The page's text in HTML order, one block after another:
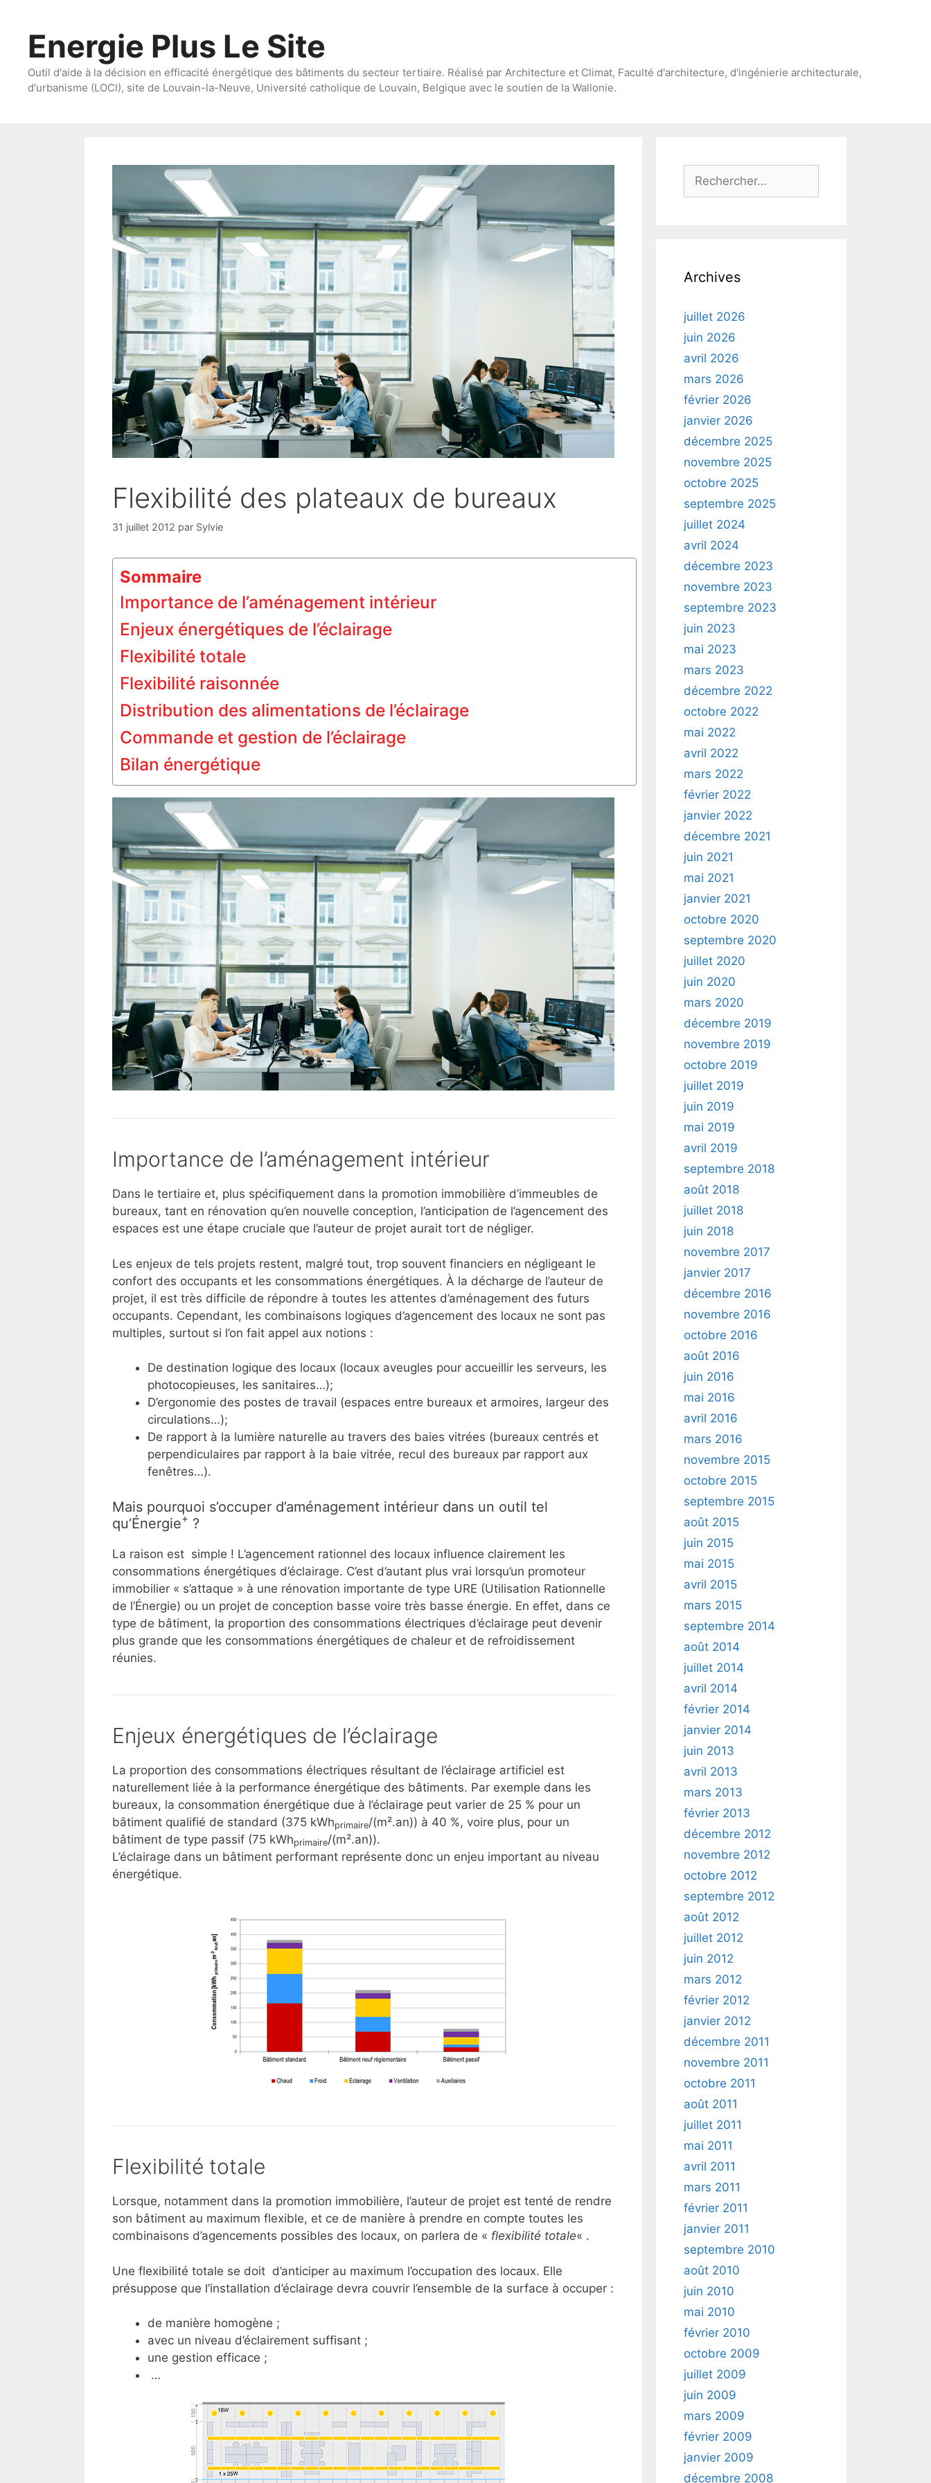
contenuEnergie Plus Le Site
Outil d'aide à la décision en efficacité énergétique des bâtiments du secteur tertiaire. Réalisé par Architecture et Climat, Faculté d'architecture, d'ingénierie architecturale,
d'urbanisme (LOCI), site de Louvain-la-Neuve, Université catholique de Louvain, Belgique avec le soutien de la Wallonie.
Flexibilité des plateaux de bureaux
31 juillet 2012 par Sylvie
Sommaire
Importance de l’aménagement intérieur
Enjeux énergétiques de l’éclairage
Flexibilité totale
Flexibilité raisonnée
Distribution des alimentations de l’éclairage
Commande et gestion de l’éclairage
Bilan énergétique
Importance de l’aménagement intérieur
Dans le tertiaire et, plus spécifiquement dans la promotion immobilière d’immeubles de
bureaux, tant en rénovation qu’en nouvelle conception, l’anticipation de l’agencement des
espaces est une étape cruciale que l’auteur de projet aurait tort de négliger.
Les enjeux de tels projets restent, malgré tout, trop souvent financiers en négligeant le
confort des occupants et les consommations énergétiques. À la décharge de l’auteur de
projet, il est très difficile de répondre à toutes les attentes d’aménagement des futurs
occupants. Cependant, les combinaisons logiques d’agencement des locaux ne sont pas
multiples, surtout si l’on fait appel aux notions :
De destination logique des locaux (locaux aveugles pour accueillir les serveurs, les
photocopieuses, les sanitaires…);
D’ergonomie des postes de travail (espaces entre bureaux et armoires, largeur des
circulations…);
De rapport à la lumière naturelle au travers des baies vitrées (bureaux centrés et
perpendiculaires par rapport à la baie vitrée, recul des bureaux par rapport aux
fenêtres…).
Mais pourquoi s’occuper d’aménagement intérieur dans un outil tel
qu’Énergie+ ?
La raison est simple ! L’agencement rationnel des locaux influence clairement les
consommations énergétiques d’éclairage. C’est d’autant plus vrai lorsqu’un promoteur
immobilier « s’attaque » à une rénovation importante de type URE (Utilisation Rationnelle
de l’Énergie) ou un projet de conception basse voire très basse énergie. En effet, dans ce
type de bâtiment, la proportion des consommations électriques d’éclairage peut devenir
plus grande que les consommations énergétiques de chaleur et de refroidissement
réunies.
Enjeux énergétiques de l’éclairage
La proportion des consommations électriques résultant de l’éclairage artificiel est
naturellement liée à la performance énergétique des bâtiments. Par exemple dans les
bureaux, la consommation énergétique due à l’éclairage peut varier de 25 % pour un
bâtiment qualifié de standard (375 kWhprimaire/(m².an)) à 40 %, voire plus, pour un
bâtiment de type passif (75 kWhprimaire/(m².an)).
L’éclairage dans un bâtiment performant représente donc un enjeu important au niveau
énergétique.
Flexibilité totale
Lorsque, notamment dans la promotion immobilière, l’auteur de projet est tenté de rendre
son bâtiment au maximum flexible, et ce de manière à prendre en compte toutes les
combinaisons d’agencements possibles des locaux, on parlera de « flexibilité totale« .
Une flexibilité totale se doit d’anticiper au maximum l’occupation des locaux. Elle
présuppose que l’installation d’éclairage devra couvrir l’ensemble de la surface à occuper :
de manière homogène ;
avec un niveau d’éclairement suffisant ;
une gestion efficace ;
…
Rechercher :
Archives
juillet 2026
juin 2026
avril 2026
mars 2026
février 2026
janvier 2026
décembre 2025
novembre 2025
octobre 2025
septembre 2025
juillet 2024
avril 2024
décembre 2023
novembre 2023
septembre 2023
juin 2023
mai 2023
mars 2023
décembre 2022
octobre 2022
mai 2022
avril 2022
mars 2022
février 2022
janvier 2022
décembre 2021
juin 2021
mai 2021
janvier 2021
octobre 2020
septembre 2020
juillet 2020
juin 2020
mars 2020
décembre 2019
novembre 2019
octobre 2019
juillet 2019
juin 2019
mai 2019
avril 2019
septembre 2018
août 2018
juillet 2018
juin 2018
novembre 2017
janvier 2017
décembre 2016
novembre 2016
octobre 2016
août 2016
juin 2016
mai 2016
avril 2016
mars 2016
novembre 2015
octobre 2015
septembre 2015
août 2015
juin 2015
mai 2015
avril 2015
mars 2015
septembre 2014
août 2014
juillet 2014
avril 2014
février 2014
janvier 2014
juin 2013
avril 2013
mars 2013
février 2013
décembre 2012
novembre 2012
octobre 2012
septembre 2012
août 2012
juillet 2012
juin 2012
mars 2012
février 2012
janvier 2012
décembre 2011
novembre 2011
octobre 2011
août 2011
juillet 2011
mai 2011
avril 2011
mars 2011
février 2011
janvier 2011
septembre 2010
août 2010
juin 2010
mai 2010
février 2010
octobre 2009
juillet 2009
juin 2009
mars 2009
février 2009
janvier 2009
décembre 2008